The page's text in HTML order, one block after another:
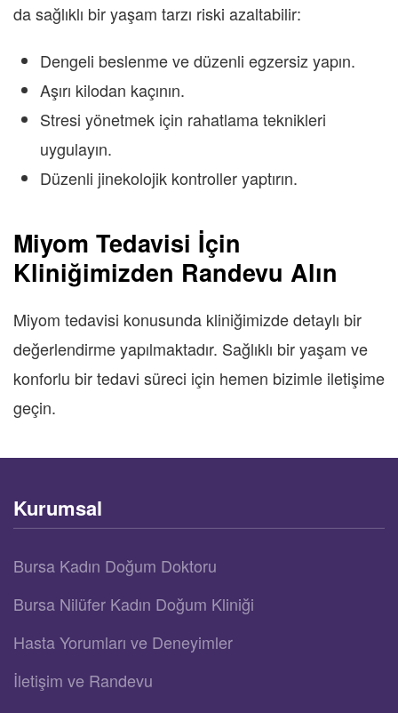
da sağlıklı bir yaşam tarzı riski azaltabilir:
Dengeli beslenme ve düzenli egzersiz yapın.
Aşırı kilodan kaçının.
Stresi yönetmek için rahatlama teknikleri
uygulayın.
Düzenli jinekolojik kontroller yaptırın.
Miyom Tedavisi İçin
Kliniğimizden Randevu Alın
Miyom tedavisi konusunda kliniğimizde detaylı bir
değerlendirme yapılmaktadır. Sağlıklı bir yaşam ve
konforlu bir tedavi süreci için hemen bizimle iletişime
geçin.
Kurumsal
Bursa Kadın Doğum Doktoru
Bursa Nilüfer Kadın Doğum Kliniği
Hasta Yorumları ve Deneyimler
İletişim ve Randevu